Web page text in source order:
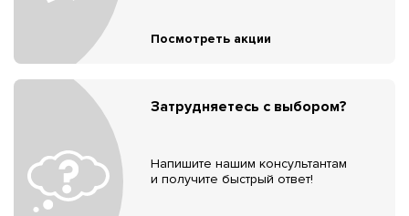
Посмотреть акции
Затрудняетесь с выбором?
Напишите нашим консультантам
и получите быстрый ответ!